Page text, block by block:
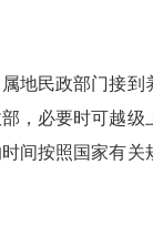
地民政部门接到
，必要时可越级
间按照国家有关